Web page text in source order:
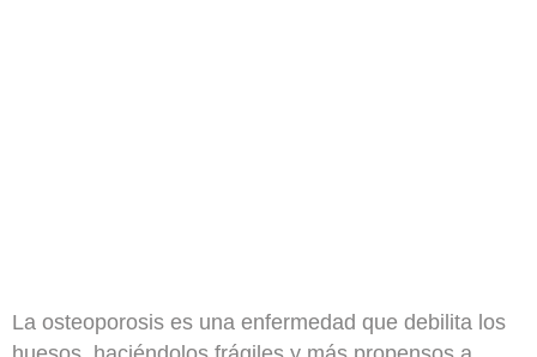
La osteoporosis es una enfermedad que debilita los